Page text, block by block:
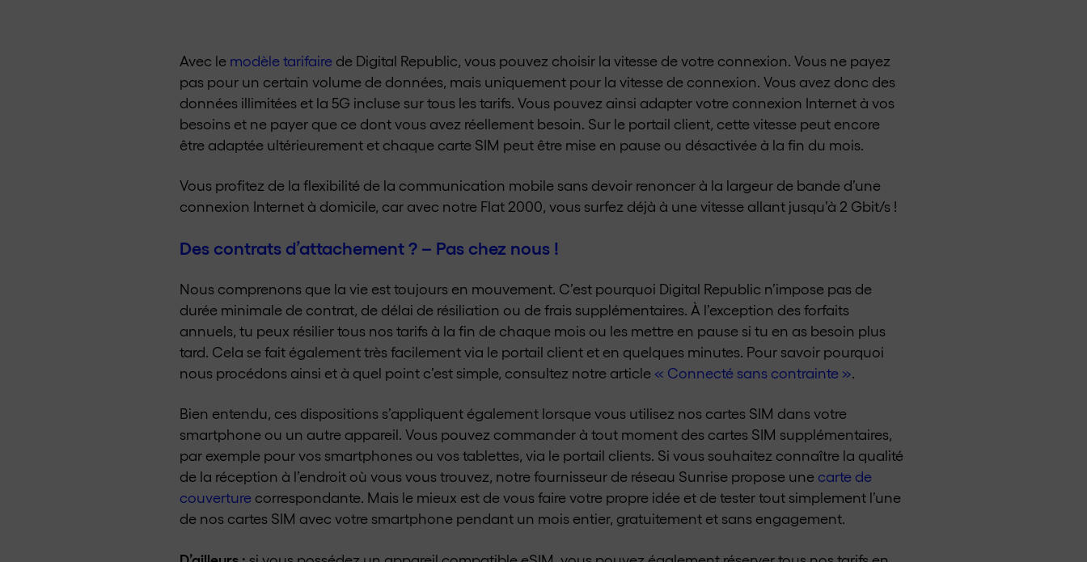
Avec le modèle tarifaire de Digital Republic, vous pouvez choisir la vitesse de votre connexion. Vous ne payez
pas pour un certain volume de données, mais uniquement pour la vitesse de connexion. Vous avez donc des
données illimitées et la 5G incluse sur tous les tarifs. Vous pouvez ainsi adapter votre connexion Internet à vos
besoins et ne payer que ce dont vous avez réellement besoin. Sur le portail client, cette vitesse peut encore
être adaptée ultérieurement et chaque carte SIM peut être mise en pause ou désactivée à la fin du mois.
Vous profitez de la flexibilité de la communication mobile sans devoir renoncer à la largeur de bande d’une
connexion Internet à domicile, car avec notre Flat 2000, vous surfez déjà à une vitesse allant jusqu’à 2 Gbit/s !
Des contrats d’attachement ? – Pas chez nous !
Nous comprenons que la vie est toujours en mouvement. C’est pourquoi Digital Republic n’impose pas de
durée minimale de contrat, de délai de résiliation ou de frais supplémentaires. À l’exception des forfaits
annuels, tu peux résilier tous nos tarifs à la fin de chaque mois ou les mettre en pause si tu en as besoin plus
tard. Cela se fait également très facilement via le portail client et en quelques minutes. Pour savoir pourquoi
nous procédons ainsi et à quel point c’est simple, consultez notre article « Connecté sans contrainte »
Bien entendu, ces dispositions s’appliquent également lorsque vous utilisez nos cartes SIM dans votre
smartphone ou un autre appareil. Vous pouvez commander à tout moment des cartes SIM supplémentaires,
par exemple pour vos smartphones ou vos tablettes, via le portail clients. Si vous souhaitez connaître la qualité
de la réception à l’endroit où vous vous trouvez, notre fournisseur de réseau Sunrise propose une carte de
couverture correspondante. Mais le mieux est de vous faire votre propre idée et de tester tout simplement l’une
de nos cartes SIM avec votre smartphone pendant un mois entier, gratuitement et sans engagement.